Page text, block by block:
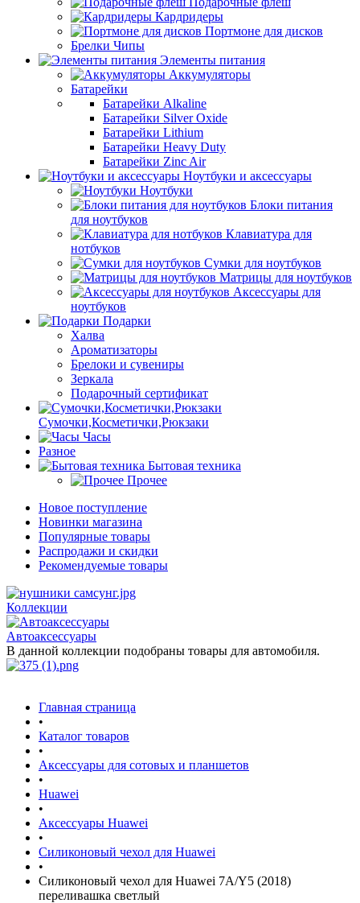
Кардридеры
Портмоне для дисков
Брелки Чипы
Элементы питания
Аккумуляторы
Батарейки
Батарейки Alkaline
Батарейки Silver Oxide
Батарейки Lithium
Батарейки Heavy Duty
Батарейки Zinc Air
Ноутбуки и аксессуары
Ноутбуки
Блоки питания
для ноутбуков
Клавиатура для
нотбуков
Сумки для ноутбуков
Матрицы для ноутбуков
Аксессуары для
ноутбуков
Подарки
Халва
Ароматизаторы
Брелоки и сувениры
Зеркала
Подарочный сертификат
Сумочки,Косметички,Рюкзаки
Часы
Разное
Бытовая техника
Прочее
Новое поступление
Новинки магазина
Популярные товары
Распродажи и скидки
Рекомендуемые товары
Коллекции
Автоаксессуары
В данной коллекции подобраны товары для автомобиля.
Главная страница
•
Каталог товаров
•
Аксессуары для сотовых и планшетов
•
Huawei
•
Аксессуары Huawei
•
Силиконовый чехол для Huawei
•
Силиконовый чехол для Huawei 7A/Y5 (2018)
переливашка светлый